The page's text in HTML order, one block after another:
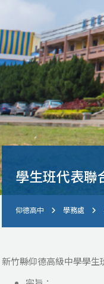
學生班代表聯
仰德高中 學務處
新竹縣仰德高級中學學